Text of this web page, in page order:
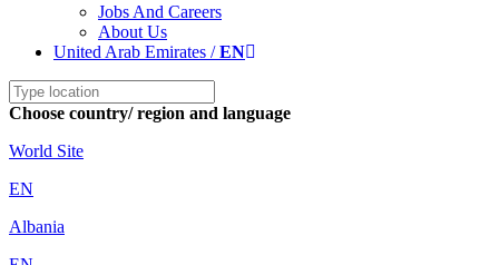
Jobs And Careers
About Us
United Arab Emirates /EN
Choose country/ region and language
World Site
EN
Albania